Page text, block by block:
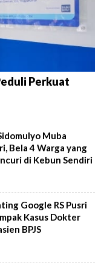
Perkuat
Muba
Bela 4 Warga yang
di Kebun Sendiri
Google RS Pusri
Kasus Dokter
BPJS